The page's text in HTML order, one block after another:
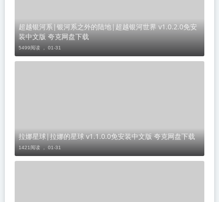
超越银河系|银河系之外的陆地|超越银河世界 v1.0.2.0免安
装中文版 夸克网盘下载
5499阅读 ， 01-31
​拉娜星球|拉娜的星球 v1.1.0.0免安装中文版 夸克网盘下载
1421阅读 ， 01-31